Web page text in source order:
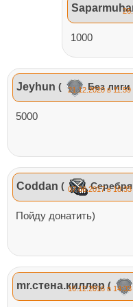
1000
Jeyhun ( Без лиги
21.12.2020 в 11:59
5000
Coddan ( 07.06.2017 в 18:33
Пойду донатить)
mr.стена.киллер (
16.12.2016 в 14:33